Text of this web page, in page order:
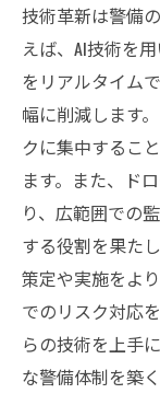
地域コ
地域の
地域社
地域連
警備業界
技術革
未来の
技術と
イノベ
人材と
備
技術革新は警備
えば、AI技術を
をリアルタイム
幅に削減します
クに集中するこ
ます。また、ド
り、広範囲での
する役割を果た
策定や実施をよ
でのリスク対応
らの技術を上手
な警備体制を築